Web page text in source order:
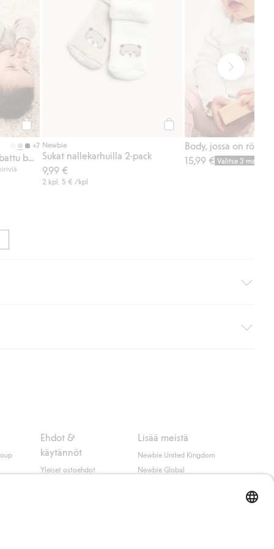
Osta
+7
Pidennettävissä oleva ribattu body
Newbie
Sukat nallekarhuilla 2-pack
9,99 €
2 kpl. 5 € /kpl
15,99 € Valitse 3 maksa 2
(ei koske kotiinkuljetusta). Toimituskulut
Ehdot &
käytännöt
Yleiset ostoehdot
Lisää meistä
Newbie United Kingdom
Newbie Global